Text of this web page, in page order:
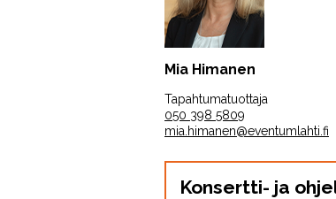
Mia Himanen
Tapahtumatuottaja
050 398 5809
mia.himanen@eventumlahti.fi
Konsertti- ja